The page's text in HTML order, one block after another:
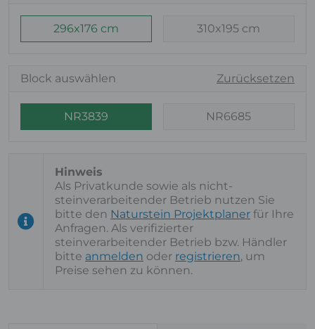
296x176 cm 310x195 cm
Block auswählen Zurücksetzen
NR3839 NR6685
Als Privatkunde sowie als nicht-
steinverarbeitender Betrieb nutzen Sie
bitte den Naturstein Projektplaner für Ihre
Anfragen. Als verifizierter
steinverarbeitender Betrieb bzw. Händler
bitte anmelden oder registrieren, um
Preise sehen zu können.